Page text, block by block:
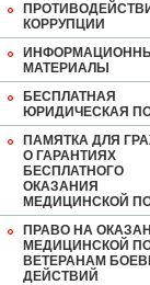
КОРРУПЦИИ
МАТЕРИАЛЫ
БЕСПЛАТНАЯ
ЮРИДИЧЕСКАЯ
ПАМЯТКА ДЛЯ
О ГАРАНТИЯХ
БЕСПЛАТНОГО
ОКАЗАНИЯ
МЕДИЦИНСКОЙ
ПРАВО НА
МЕДИЦИНСКОЙ
ВЕТЕРАНАМ
ДЕЙСТВИЙ